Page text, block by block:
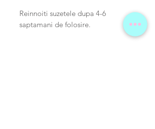
Reinnoiti suzetele dupa 4-6
saptamani de folosire.